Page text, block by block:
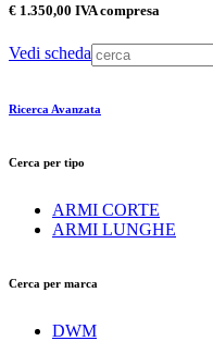
€ 1.350,00 IVA compresa
Vedi scheda
Ricerca Avanzata
Cerca per tipo
ARMI CORTE
ARMI LUNGHE
Cerca per marca
DWM